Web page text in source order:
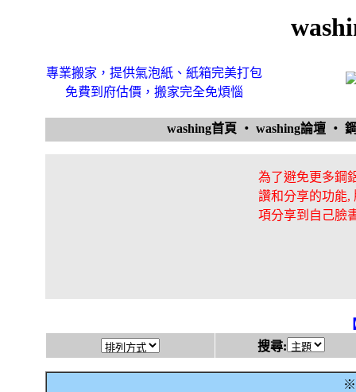
專業搬家，提供氣泡紙、紙箱完美打包
免費到府估價，搬家完全免煩惱
washing首頁 ‧ washing論壇 ‧
為了避免更多鋼
讚和分享的功能,
項分享到自己臉
搜尋:
※